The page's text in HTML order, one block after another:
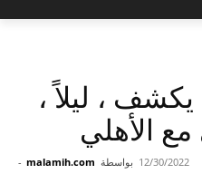
، ليلاً ،
الأهلي
بواسطة malamih.com
- 12/30/2022